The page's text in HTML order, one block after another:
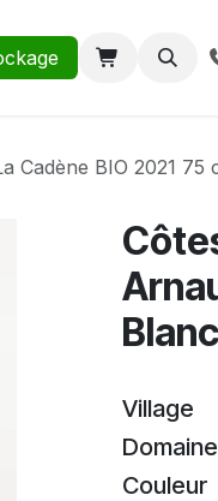
Cadène BIO 2021 75
Blanc
Village
Domaine
Couleur